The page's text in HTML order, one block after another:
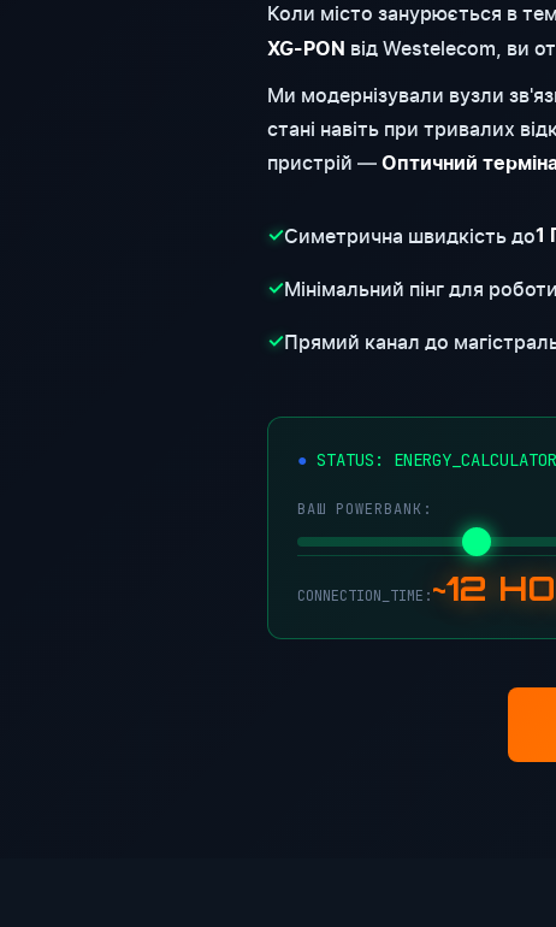
Коли місто занурюється в
XG-PON від Westelecom, ви
Ми модернізували вузли
стані навіть при тривалих
пристрій — Оптичний
✓Симетрична швидкість до1
✓Мінімальний пінг для
✓Прямий канал до
STATUS: ENERGY_CALCULATOR
ВАШ POWERBANK:
CONNECTION_TIME:~12